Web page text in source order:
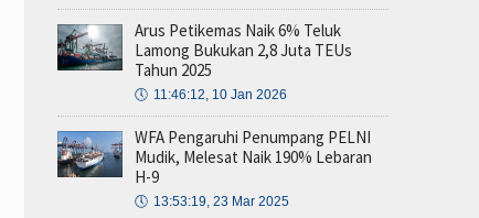
Arus Petikemas Naik 6% Teluk
Lamong Bukukan 2,8 Juta TEUs
Tahun 2025
🕔 11:46:12, 10 Jan 2026
WFA Pengaruhi Penumpang PELNI
Mudik, Melesat Naik 190% Lebaran
H-9
🕔 13:53:19, 23 Mar 2025